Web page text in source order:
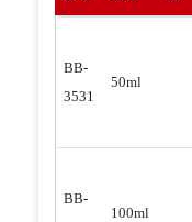
BB-
3531
50ml
BB-
100ml